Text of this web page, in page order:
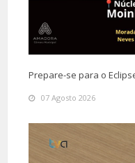
Prepare-se para o
07 Agosto 2026